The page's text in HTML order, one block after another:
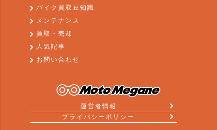
運営者情報
プライバシーポリシー
バイク買取豆知識
メンテナンス
買取・売却
人気記事
お問い合わせ